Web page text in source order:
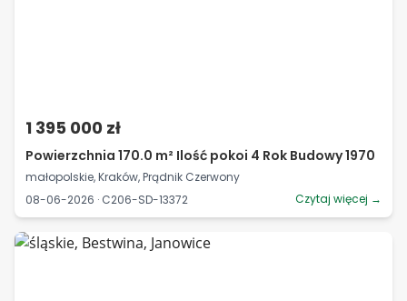
1 395 000 zł
Powierzchnia 170.0 m² Ilość pokoi 4 Rok Budowy 1970
małopolskie, Kraków, Prądnik Czerwony
08-06-2026 · C206-SD-13372
Czytaj więcej →